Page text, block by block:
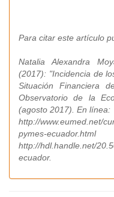
Para citar este artículo
Natalia Alexandra
(2017): "Incidencia de
Situación Financiera
Observatorio de la
(agosto 2017). En línea:
http://www.eumed.net/
pymes-ecuador.html
http://hdl.handle.net/
ecuador.